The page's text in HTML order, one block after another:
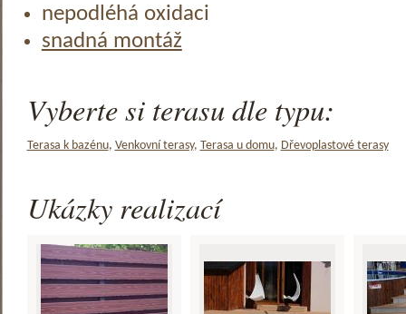
nepodléhá oxidaci
snadná montáž
Vyberte si terasu dle typu:
Terasa k bazénu, Venkovní terasy, Terasa u domu, Dřevoplastové terasy
Ukázky realizací